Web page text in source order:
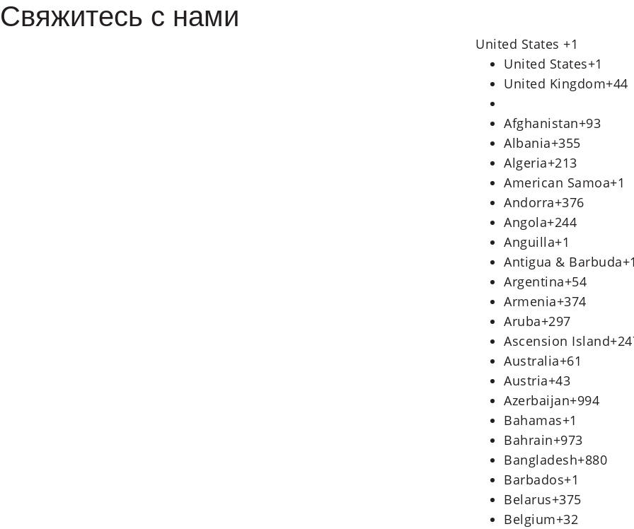
Свяжитесь с нами
United States +1
United States+1
United Kingdom+44
Afghanistan+93
Albania+355
Algeria+213
American Samoa+1
Andorra+376
Angola+244
Anguilla+1
Antigua & Barbuda
Argentina+54
Armenia+374
Aruba+297
Ascension Island
Australia+61
Austria+43
Azerbaijan+994
Bahamas+1
Bahrain+973
Bangladesh+880
Barbados+1
Belarus+375
Belgium+32